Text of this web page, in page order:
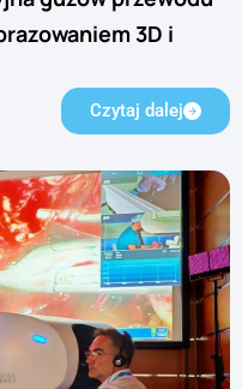
3D i
Czytaj dalej